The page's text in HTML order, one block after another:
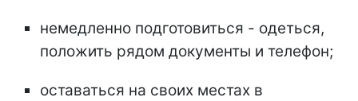
немедленно подготовиться - одеться,
положить рядом документы и телефон;
оставаться на своих местах в